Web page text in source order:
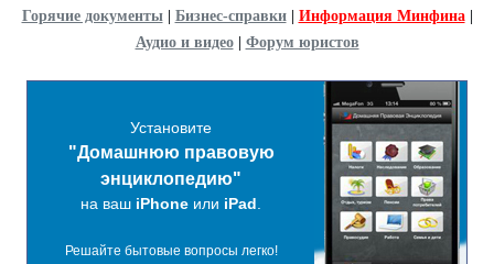
Горячие документы| Бизнес-справки| Информация Минфина|
Аудио и видео| Форум юристов
Установите
"Домашнюю правовую
энциклопедию"
на ваш iPhone или iPad
Решайте бытовые вопросы легко!